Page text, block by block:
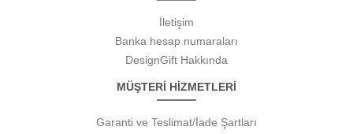
İletişim
Banka hesap numaraları
DesignGift Hakkında
MÜŞTERİ HİZMETLERİ
Garanti ve Teslimat/İade Şartları